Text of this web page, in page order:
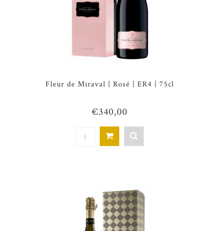
Fleur de Miraval | Rosé | ER4 | 75cl
€340,00